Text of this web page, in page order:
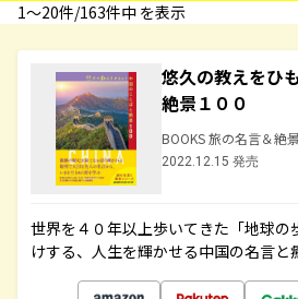
1〜20件/163件中 を表示
悠久の教えをひ
絶景１００
BOOKS 旅の名言＆絶景
2022.12.15 発売
世界を４０年以上歩いてきた「地球の
けする、人生を輝かせる中国の名言と